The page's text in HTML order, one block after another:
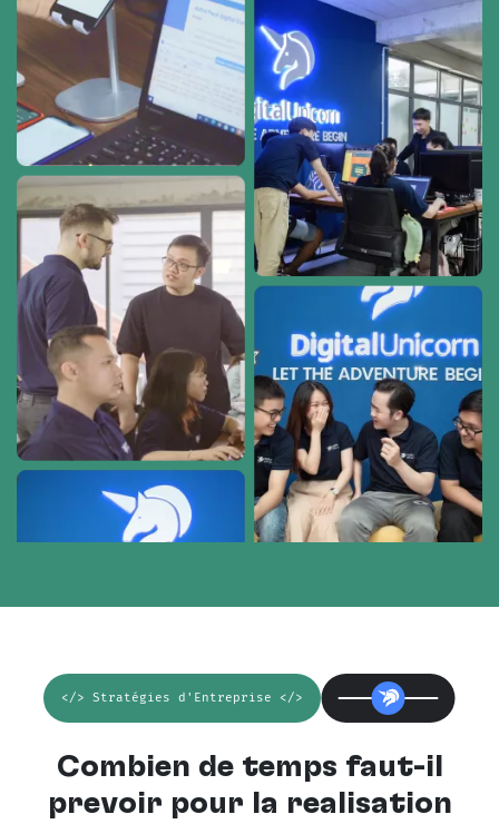
</> Stratégies d'Entreprise </>
Combien de temps faut-il
prévoir pour la réalisation